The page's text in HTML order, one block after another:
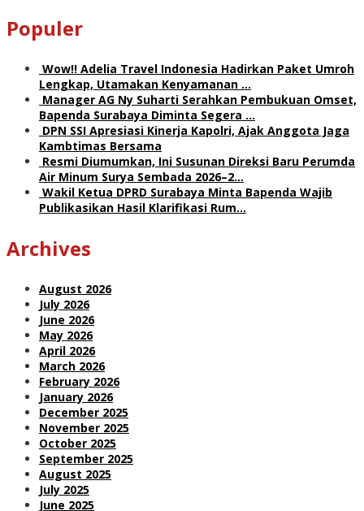
Populer
Wow!! Adelia Travel Indonesia Hadirkan Paket Umroh
Lengkap, Utamakan Kenyamanan …
Manager AG Ny Suharti Serahkan Pembukuan Omset,
Bapenda Surabaya Diminta Segera …
DPN SSI Apresiasi Kinerja Kapolri, Ajak Anggota Jaga
Kambtimas Bersama
Resmi Diumumkan, Ini Susunan Direksi Baru Perumda
Air Minum Surya Sembada 2026–2…
Wakil Ketua DPRD Surabaya Minta Bapenda Wajib
Publikasikan Hasil Klarifikasi Rum…
Archives
August 2026
July 2026
June 2026
May 2026
April 2026
March 2026
February 2026
January 2026
December 2025
November 2025
October 2025
September 2025
August 2025
July 2025
June 2025